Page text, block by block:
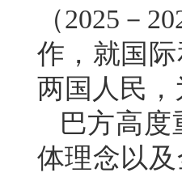
（2025－
作，就国
两国人民
巴方高
体理念以